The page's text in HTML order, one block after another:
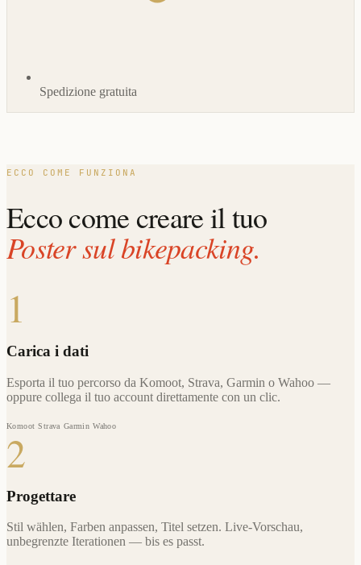
Spedizione gratuita
ECCO COME FUNZIONA
Ecco come creare il tuo
Poster sul bikepacking.
1
Carica i dati
Esporta il tuo percorso da Komoot, Strava, Garmin o Wahoo —
oppure collega il tuo account direttamente con un clic.
Komoot Strava Garmin Wahoo
2
Progettare
Stil wählen, Farben anpassen, Titel setzen. Live-Vorschau,
unbegrenzte Iterationen — bis es passt.